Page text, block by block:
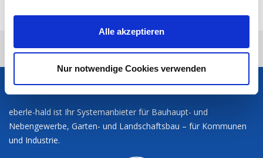
a
l
Alle akzeptieren
Nur notwendige Cookies verwenden
NACH OBEN
eberle-hald Spare parts
eberle-hald ist Ihr Systemanbieter für Bauhaupt- und
Nebengewerbe, Garten- und Landschaftsbau – für Kommunen
und Industrie.